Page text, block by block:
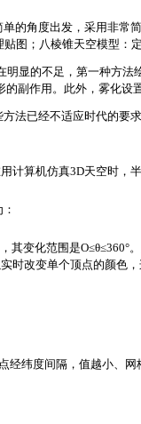
的角度出发，采用非
图；八棱锥天空模型：
显的不足，第一种方
副作用。此外，雾化
法已经不适应时代的要
计算机仿真3D天空时，
其变化范围是
改变单个顶点的颜色
纬度间隔，值越小、网